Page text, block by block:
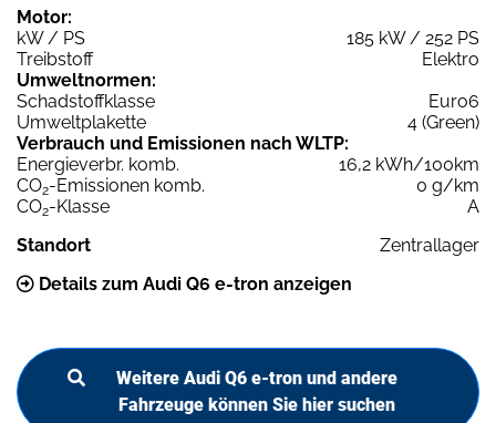
Motor:
kW / PS
185 kW / 252 PS
Treibstoff
Elektro
Umweltnormen:
Schadstoffklasse
Euro6
Umweltplakette
4 (Green)
Verbrauch und Emissionen nach WLTP:
Energieverbr. komb.
16,2 kWh/100km
CO2-Emissionen komb.
0 g/km
CO2-Klasse
A
Standort
Zentrallager
Details zum Audi Q6 e-tron anzeigen
Weitere Audi Q6 e-tron und andere
Fahrzeuge können Sie hier suchen